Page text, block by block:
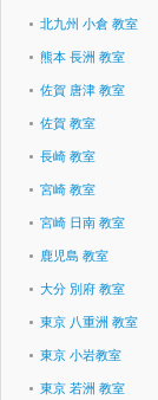
北九州 小倉 教室
熊本 長洲 教室
佐賀 唐津 教室
佐賀 教室
長崎 教室
宮崎 教室
宮崎 日南 教室
鹿児島 教室
大分 別府 教室
東京 八重洲 教室
東京 小岩教室
東京 若洲 教室